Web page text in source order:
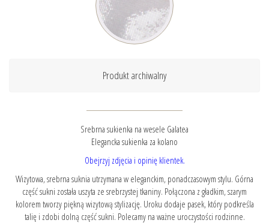
Produkt archiwalny
Srebrna sukienka na wesele Galatea
Elegancka sukienka za kolano
Obejrzyj zdjęcia i opinię klientek.
Wizytowa, srebrna suknia utrzymana w eleganckim, ponadczasowym stylu. Górna
część sukni została uszyta ze srebrzystej tkaniny. Połączona z gładkim, szarym
kolorem tworzy piękną wizytową stylizację. Uroku dodaje pasek, który podkreśla
talię i zdobi dolną część sukni. Polecamy na ważne uroczystości rodzinne.